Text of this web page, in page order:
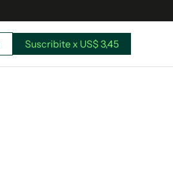
Suscribite x US$ 3,45